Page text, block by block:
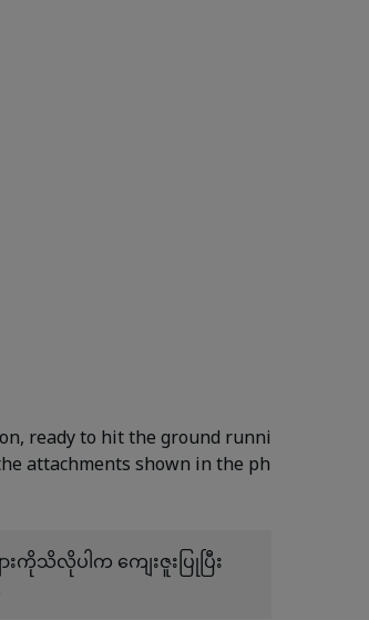
ready to hit the ground runni
attachments shown in the ph
သိလိုပါက ကျေးဇူးပြုပြီး